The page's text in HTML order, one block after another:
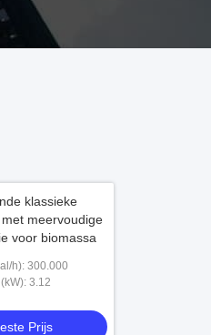
klassieke
meervoudige
voor biomassa
h): 300.000
3.12
Prijs